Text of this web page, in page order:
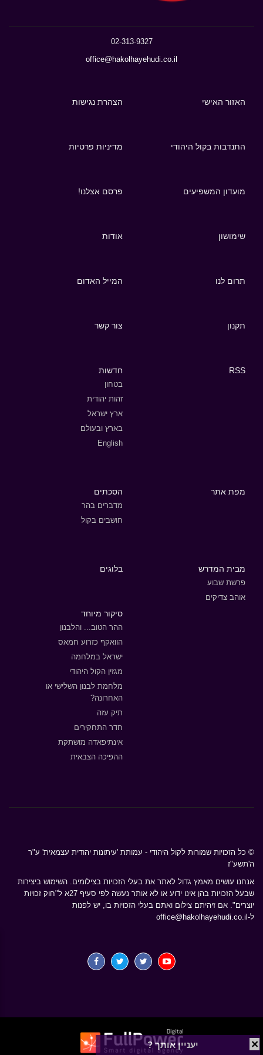
02-313-9327
office@hakolhayehudi.co.il
האזור האישי הצהרת נגישות
התנדבות בקול היהודי מדיניות פרטיות
מועדון המשפיעים פרסם אצלנו!
שימושון אודות
תרום לנו המייל האדום
תקנון צור קשר
RSS חדשות
בטחון
זהות יהודית
ארץ ישראל
בארץ ובעולם
English
מפת אתר הסכתים
מדברים בהר
חושבים בקול
מבית המדרש
פרשת שבוע
אוהב צדיקים
בלוגים
סיקור מיוחד
ההר הטוב... והלבנון
הוואקף כזרוע חמאס
ישראל במלחמה
מגזין הקול היהודי
מלחמת לבנון השלישי או
האחרונה?
תיק עזה
חדר התחקירים
אינתיפאדה מושתקת
ההפיכה הצבאית
© כל הזכויות שמורות לקול היהודי - עמותת 'עיתונות יהודית עצמאית' ע"ר
ה'תשע"ז
אנחנו עושים מאמץ גדול לאתר את בעלי הזכויות בצילומים. השימוש ביצירות
שבעל הזכויות בהן אינו ידוע או לא אותר נעשה לפי סעיף 27א ל"חוק זכויות
יוצרים". אם זיהיתם צילום ואתם בעלי הזכויות בו, יש לפנות
ל-office@hakolhayehudi.co.il
× יעניין אותך ?